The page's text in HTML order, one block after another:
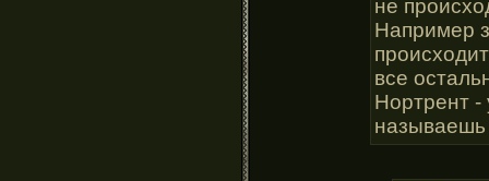
не
Например
все
Нортрент
называешь